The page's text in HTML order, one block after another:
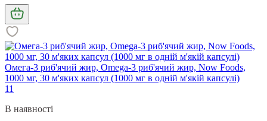
Омега-3 риб'ячий жир, Omega-3 риб'ячий жир, Now Foods,
1000 мг, 30 м'яких капсул (1000 мг в одній м'якій капсулі)
11
В наявності